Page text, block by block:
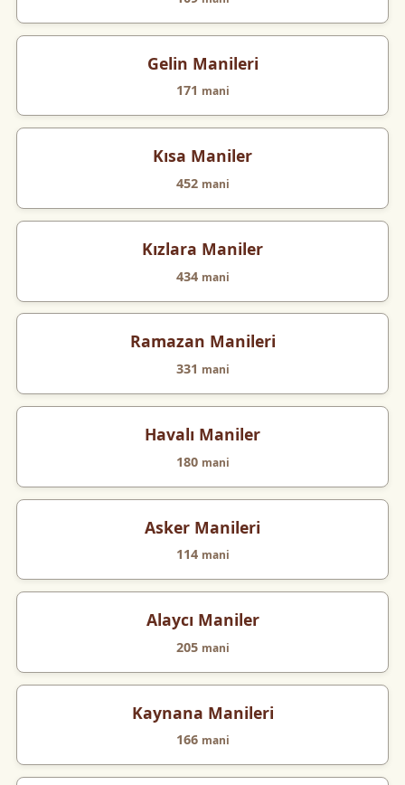
Gelin Manileri
171 mani
Kısa Maniler
452 mani
Kızlara Maniler
434 mani
Ramazan Manileri
331 mani
Havalı Maniler
180 mani
Asker Manileri
114 mani
Alaycı Maniler
205 mani
Kaynana Manileri
166 mani